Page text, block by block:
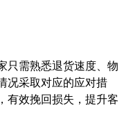
只需熟悉退货速度、物
况采取对应的应对措
有效挽回损失，提升客